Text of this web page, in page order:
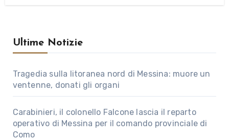
Ultime Notizie
Tragedia sulla litoranea nord di Messina: muore un
ventenne, donati gli organi
Carabinieri, il colonello Falcone lascia il reparto
operativo di Messina per il comando provinciale di
Como